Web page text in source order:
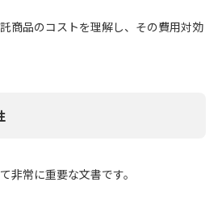
商品のコストを理解し、その費用対効
非常に重要な文書です。